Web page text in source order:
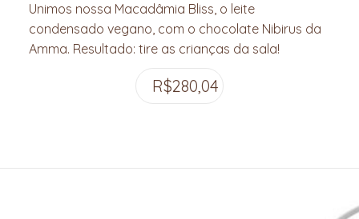
Unimos nossa Macadâmia Bliss, o leite
condensado vegano, com o chocolate Nibirus da
Amma. Resultado: tire as crianças da sala!
R$280,04